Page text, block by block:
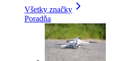
Všetky značky
Poradňa